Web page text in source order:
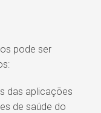
pode ser
das aplicações
de saúde do